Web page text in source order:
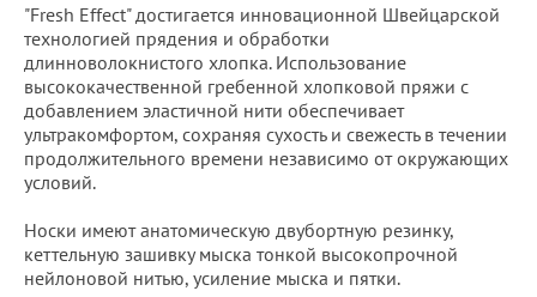
"Fresh Effect" достигается инновационной Швейцарской
технологией прядения и обработки
длинноволокнистого хлопка. Использование
высококачественной гребенной хлопковой пряжи с
добавлением эластичной нити обеспечивает
ультракомфортом, сохраняя сухость и свежесть в течении
продолжительного времени независимо от окружающих
условий.
Носки имеют анатомическую двубортную резинку,
кеттельную зашивку мыска тонкой высокопрочной
нейлоновой нитью, усиление мыска и пятки.